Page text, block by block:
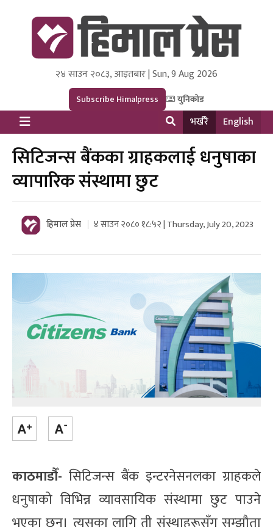
Himal Press
Dot NewsyNepal Media and Research Pvt Ltd.
२४ साउन २०८३, आइतबार | Sun, 9 Aug 2026
Subscribe Himalpress युनिकोड
भर्खरै English
सिटिजन्स बैंकका ग्राहकलाई धनुषाका
व्यापारिक संस्थामा छुट
हिमाल प्रेस ४ साउन २०८० १८:५२ | Thursday, July 20, 2023
काठमाडौँ- सिटिजन्स बैंक इन्टरनेसनलका ग्राहकले
धनुषाको विभिन्न व्यावसायिक संस्थामा छुट पाउने